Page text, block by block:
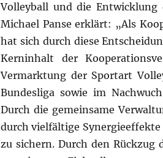
Volleyball und die
Michael Panse erklärt: „Als
hat sich durch diese
Kerninhalt der
Vermarktung der Sportart
Bundesliga sowie im
Durch die gemeinsame
durch vielfältige
zu sichern. Durch den Rückzug